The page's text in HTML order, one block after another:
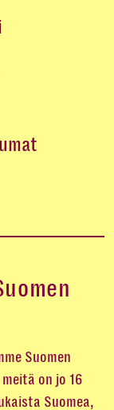
Suomen
on jo 16
Suomea,